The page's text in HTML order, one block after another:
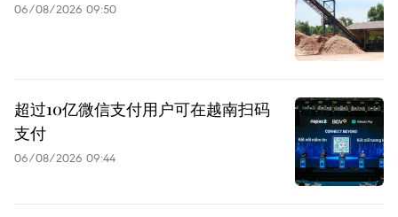
06/08/2026 09:50
超过10亿微信支付用户可在越南扫码
支付
06/08/2026 09:44